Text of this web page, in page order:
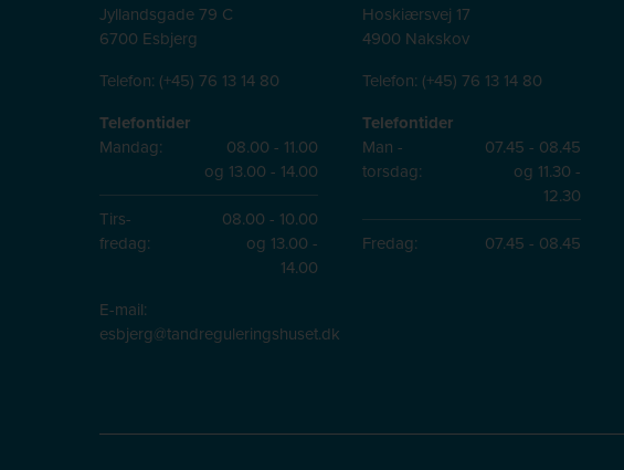
Jyllandsgade 79 C
6700 Esbjerg
Telefon: (+45) 76 13 14 80
Telefontider
Mandag:
08.00 - 11.00
og 13.00 - 14.00
Tirs-
fredag:
08.00 - 10.00
og 13.00 -
14.00
E-mail:
esbjerg@tandreguleringshuset.dk
Hoskiærsvej 17
4900 Nakskov
Telefon: (+45) 76 13 14 80
Telefontider
Man -
torsdag:
07.45 - 08.45
og 11.30 -
12.30
Fredag:
07.45 - 08.45